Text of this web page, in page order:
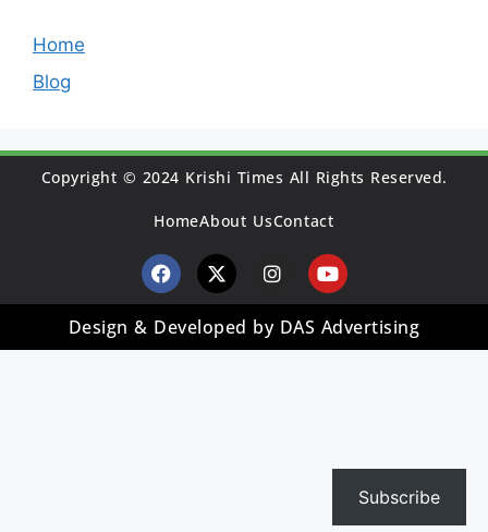
Home
Blog
Copyright © 2024 Krishi Times All Rights Reserved.
HomeAbout UsContact
Design & Developed by DAS Advertising
Subscribe